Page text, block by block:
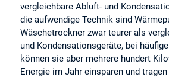
vergleichbare Abluft- und
die aufwendige Technik sind
Wäschetrockner zwar teurer als
und Kondensationsgeräte, bei
können sie aber mehrere hundert
Energie im Jahr einsparen und